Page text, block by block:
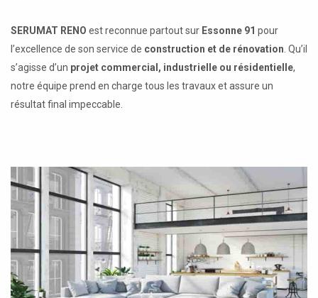
SERUMAT RENO est reconnue partout sur Essonne 91 pour
l’excellence de son service de construction et de rénovation . Qu’il
s’agisse d’un projet commercial, industrielle ou résidentielle,
notre équipe prend en charge tous les travaux et assure un
résultat final impeccable.